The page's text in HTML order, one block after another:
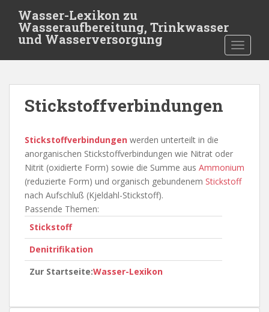
t
Wasser-Lexikon zu
Wasseraufbereitung, Trinkwasser
und Wasserversorgung
Stickstoffverbindungen
Stickstoffverbindungen werden unterteilt in die
anorganischen Stickstoffverbindungen wie Nitrat oder
Nitrit (oxidierte Form) sowie die Summe aus Ammonium
(reduzierte Form) und organisch gebundenem Stickstoff
nach Aufschluß (Kjeldahl-Stickstoff).
Passende Themen:
Stickstoff
Denitrifikation
Zur Startseite:Wasser-Lexikon